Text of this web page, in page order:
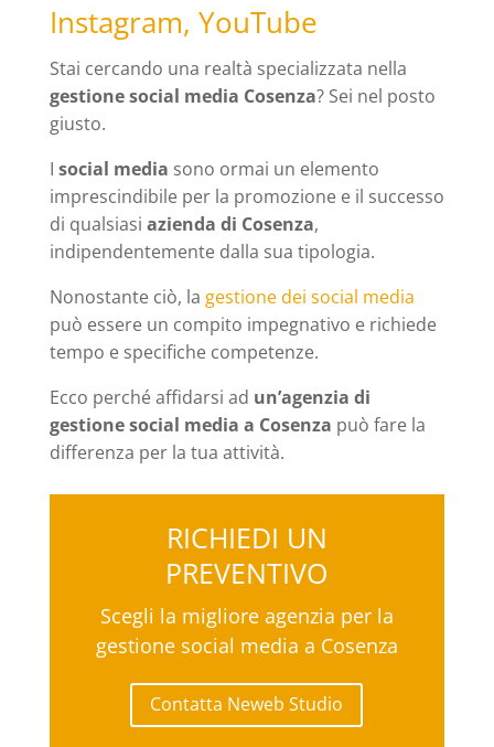
Instagram, YouTube
Stai cercando una realtà specializzata nella
gestione social media Cosenza? Sei nel posto
giusto.
I social media sono ormai un elemento
imprescindibile per la promozione e il successo
di qualsiasi azienda di Cosenza,
indipendentemente dalla sua tipologia.
Nonostante ciò, la gestione dei social media
può essere un compito impegnativo e richiede
tempo e specifiche competenze.
Ecco perché affidarsi ad un’agenzia di
gestione social media a Cosenza può fare la
differenza per la tua attività.
RICHIEDI UN
PREVENTIVO
Scegli la migliore agenzia per la
gestione social media a Cosenza
Contatta Neweb Studio